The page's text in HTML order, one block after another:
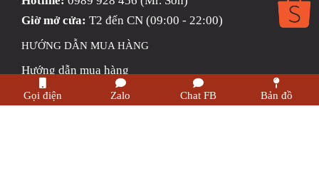
Giờ mở cửa: T2 đến CN (09:00 - 22:00)
HƯỚNG DẪN MUA HÀNG
Hướng dẫn mua hàng
Chính Sách Giao Hàng
Phương thức thanh toán
Gọi điện Zalo Chat FB Bản đồ